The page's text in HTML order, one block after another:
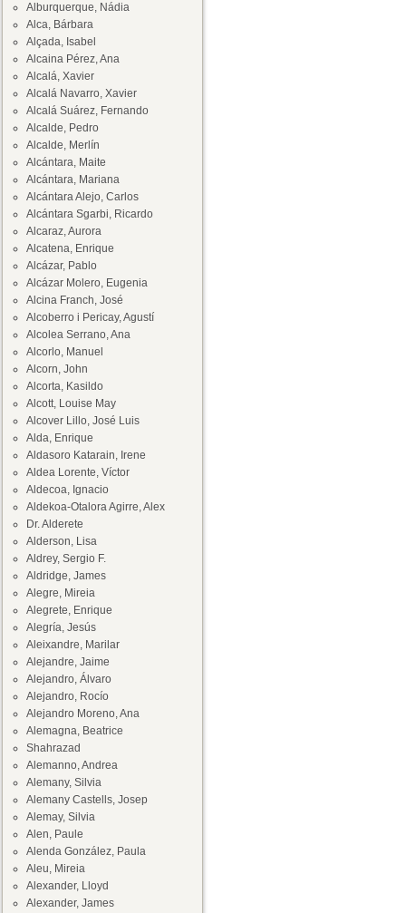
Alburquerque, Nádia
Alca, Bárbara
Alçada, Isabel
Alcaina Pérez, Ana
Alcalá, Xavier
Alcalá Navarro, Xavier
Alcalá Suárez, Fernando
Alcalde, Pedro
Alcalde, Merlín
Alcántara, Maite
Alcántara, Mariana
Alcántara Alejo, Carlos
Alcántara Sgarbi, Ricardo
Alcaraz, Aurora
Alcatena, Enrique
Alcázar, Pablo
Alcázar Molero, Eugenia
Alcina Franch, José
Alcoberro i Pericay, Agustí
Alcolea Serrano, Ana
Alcorlo, Manuel
Alcorn, John
Alcorta, Kasildo
Alcott, Louise May
Alcover Lillo, José Luis
Alda, Enrique
Aldasoro Katarain, Irene
Aldea Lorente, Víctor
Aldecoa, Ignacio
Aldekoa-Otalora Agirre, Alex
Dr. Alderete
Alderson, Lisa
Aldrey, Sergio F.
Aldridge, James
Alegre, Mireia
Alegrete, Enrique
Alegría, Jesús
Aleixandre, Marilar
Alejandre, Jaime
Alejandro, Álvaro
Alejandro, Rocío
Alejandro Moreno, Ana
Alemagna, Beatrice
Shahrazad
Alemanno, Andrea
Alemany, Silvia
Alemany Castells, Josep
Alemay, Silvia
Alen, Paule
Alenda González, Paula
Aleu, Mireia
Alexander, Lloyd
Alexander, James